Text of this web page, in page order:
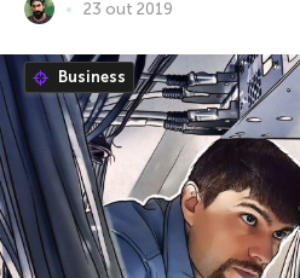
23 out 2019
Business